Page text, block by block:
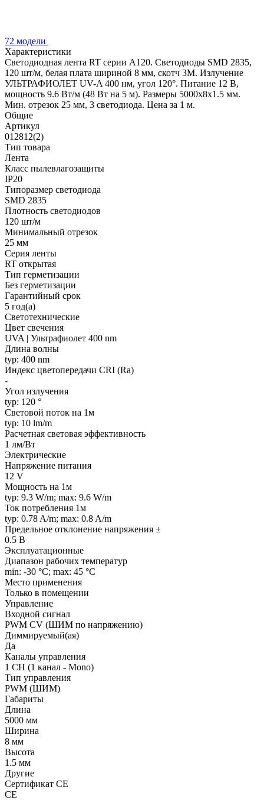
72 модели
Характеристики
Светодиодная лента RT серии A120. Светодиоды SMD 2835,
120 шт/м, белая плата шириной 8 мм, скотч 3M. Излучение
УЛЬТРАФИОЛЕТ UV-A 400 нм, угол 120°. Питание 12 В,
мощность 9.6 Вт/м (48 Вт на 5 м). Размеры 5000x8x1.5 мм.
Мин. отрезок 25 мм, 3 светодиода. Цена за 1 м.
Общие
Артикул
012812(2)
Тип товара
Лента
Класс пылевлагозащиты
IP20
Типоразмер светодиода
SMD 2835
Плотность светодиодов
120 шт/м
Минимальный отрезок
25 мм
Серия ленты
RT открытая
Тип герметизации
Без герметизации
Гарантийный срок
5 год(а)
Светотехнические
Цвет свечения
UVA | Ультрафиолет 400 nm
Длина волны
typ: 400 nm
Индекс цветопередачи CRI (Ra)
-
Угол излучения
typ: 120 °
Световой поток на 1м
typ: 10 lm/m
Расчетная световая эффективность
1 лм/Вт
Электрические
Напряжение питания
12 V
Мощность на 1м
typ: 9.3 W/m; max: 9.6 W/m
Ток потребления 1м
typ: 0.78 A/m; max: 0.8 A/m
Предельное отклонение напряжения ±
0.5 В
Эксплуатационные
Диапазон рабочих температур
min: -30 °C; max: 45 °C
Место применения
Только в помещении
Управление
Входной сигнал
PWM СV (ШИМ по напряжению)
Диммируемый(ая)
Да
Каналы управления
1 CH (1 канал - Mono)
Тип управления
PWM (ШИМ)
Габариты
Длина
5000 мм
Ширина
8 мм
Высота
1.5 мм
Другие
Сертификат CE
CE